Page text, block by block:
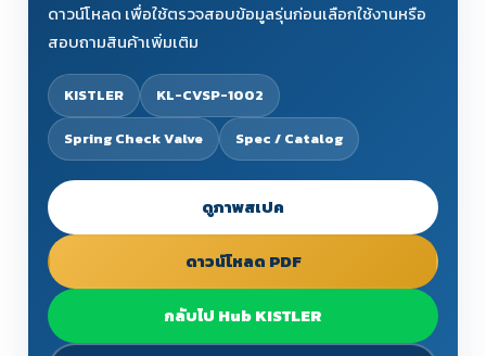
ดาวน์โหลด เพื่อใช้ตรวจสอบข้อมูลรุ่นก่อนเลือกใช้งานหรือ
สอบถามสินค้าเพิ่มเติม
KISTLER KL-CVSP-1002
Spring Check Valve Spec / Catalog
ดูภาพสเปค
ดาวน์โหลด PDF
กลับไป Hub KISTLER